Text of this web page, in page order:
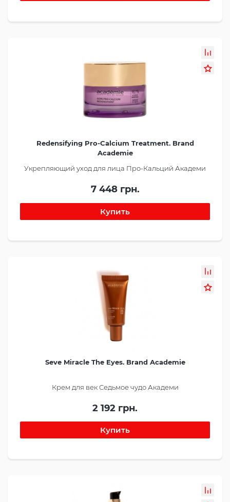
Redensifying Pro-Calcium Treatment. Brand
Academie
Укрепляющий уход для лица Про-Кальций Академи
7 448 грн.
Seve Miracle The Eyes. Brand Academie
Крем для век Седьмое чудо Академи
2 192 грн.